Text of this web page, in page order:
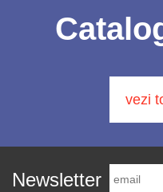
vezi
Newsletter